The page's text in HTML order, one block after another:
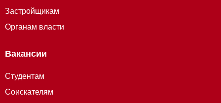
Застройщикам
Органам власти
Вакансии
Студентам
Соискателям